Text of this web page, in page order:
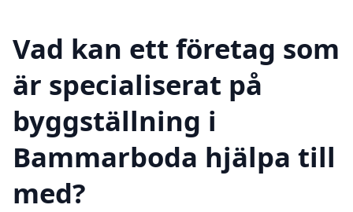
Vad kan ett företag som
är specialiserat på
byggställning i
Bammarboda hjälpa till
med?